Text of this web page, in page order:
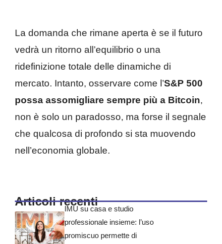
La domanda che rimane aperta è se il futuro
vedrà un ritorno all’equilibrio o una
ridefinizione totale delle dinamiche di
mercato. Intanto, osservare come l’S&P 500
possa assomigliare sempre più a Bitcoin,
non è solo un paradosso, ma forse il segnale
che qualcosa di profondo si sta muovendo
nell’economia globale.
Articoli recenti
IMU su casa e studio
professionale insieme: l’uso
promiscuo permette di